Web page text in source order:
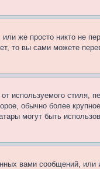
же просто никто не
то вы сами можете
используемого
обычно более
могут быть
вами сообщений,